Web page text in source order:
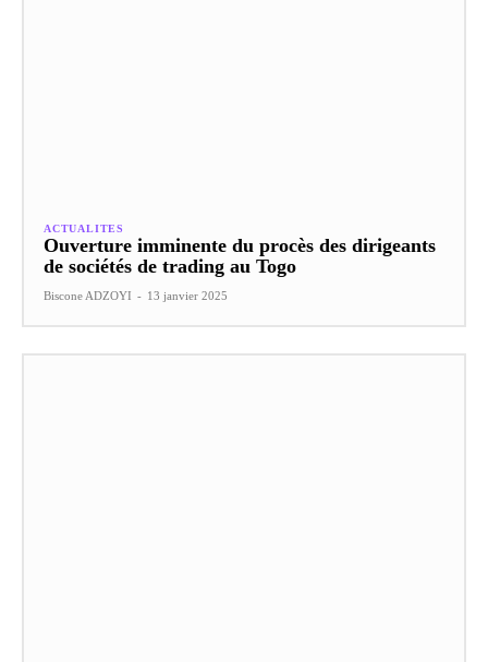
ACTUALITES
Ouverture imminente du procès des dirigeants
de sociétés de trading au Togo
Biscone ADZOYI - 13 janvier 2025